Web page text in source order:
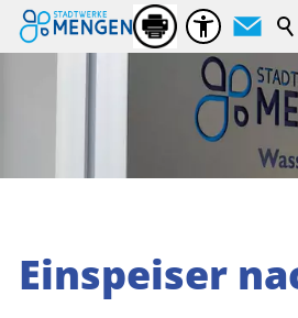
Einspeiser